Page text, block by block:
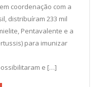
coordenação com a
distribuíram 233 mil
Pentavalente e a
para imunizar
e […]